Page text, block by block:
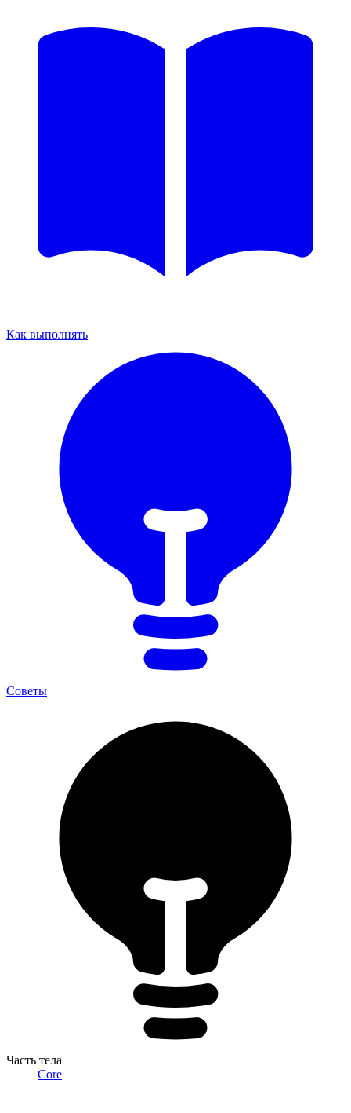
Как выполнять
Советы
Часть тела
Core